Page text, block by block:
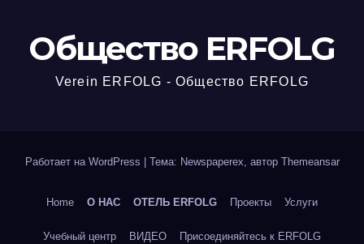
Общество ERFOLG
Verein ERFOLG - Общество ERFOLG
Работает на WordPress Тема: Newspaperex, автор Themeansar
Home О НАС ОТЕЛЬ ERFOLG Проекты Услуги
Учебный центр ВИДЕО Присоединяйтесь к ERFOLG